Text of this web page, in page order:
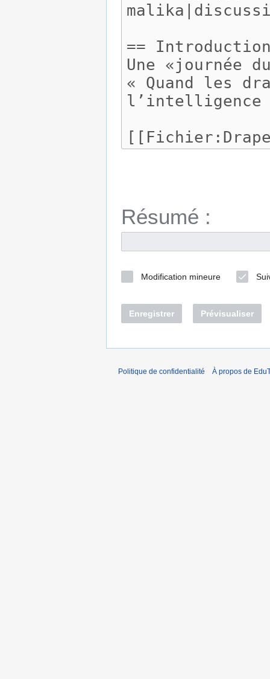
Résumé :
Modification mineure
Enregistrer Prévisualiser
Politique de confidentialité À propos de